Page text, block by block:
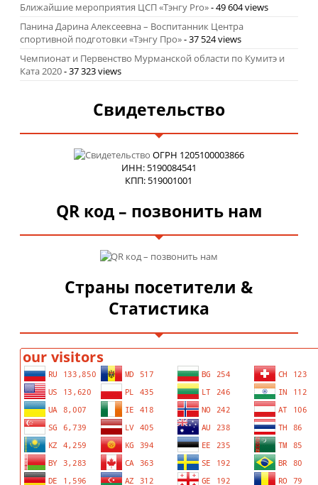
Ближайшие мероприятия ЦСП «Тэнгу Pro»- 49 604 views
Панина Дарина Алексеевна – Воспитанник Центра
спортивной подготовки «Тэнгу Про»- 37 524 views
Чемпионат и Первенство Мурманской области по Кумитэ и
Ката 2020- 37 323 views
Свидетельство
ОГРН 1205100003866
ИНН: 5190084541
КПП: 519001001
QR код – позвонить нам
Страны посетители &
Статистика